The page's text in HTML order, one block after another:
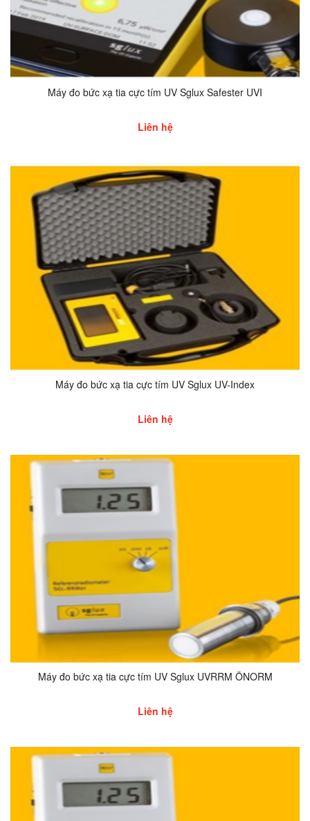
Máy đo bức xạ tia cực tím UV Sglux Safester UVI
Liên hệ
Máy đo bức xạ tia cực tím UV Sglux UV-Index
Liên hệ
Máy đo bức xạ tia cực tím UV Sglux UVRRM ÖNORM
Liên hệ